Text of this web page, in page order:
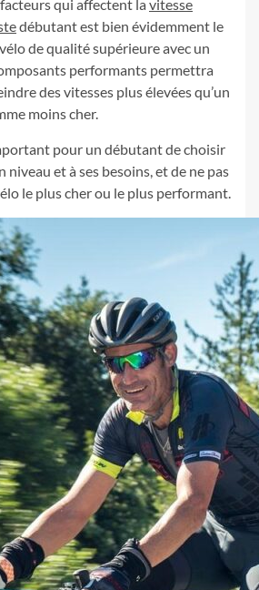
qui affectent la vitesse
débutant est bien évidemment le
de qualité supérieure avec un
performants permettra
des vitesses plus élevées qu’un
moins cher.
pour un débutant de choisir
niveau et à ses besoins, et de ne pas
le plus cher ou le plus performant.